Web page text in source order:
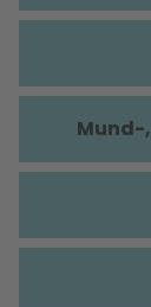
Mund-